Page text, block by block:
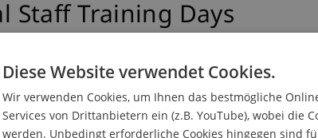
Staff Training Days
Diese Website verwendet Cookies.
Wir verwenden Cookies, um Ihnen das bestmögliche
Services von Drittanbietern ein (z.B. YouTube), wobei die
werden. Unbedingt erforderliche Cookies hingegen sind